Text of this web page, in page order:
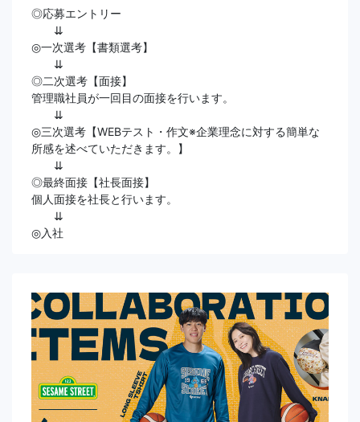
◎応募エントリー
⇊
◎一次選考【書類選考】
⇊
◎二次選考【面接】
管理職社員が一回目の面接を行います。
⇊
◎三次選考【WEBテスト・作文※企業理念に対する簡単な
所感を述べていただきます。】
⇊
◎最終面接【社長面接】
個人面接を社長と行います。
⇊
◎入社